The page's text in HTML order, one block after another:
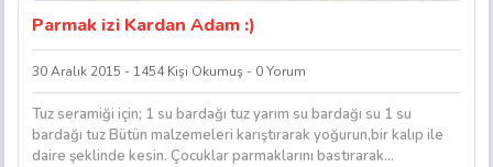
Parmak izi Kardan Adam :)
30 Aralık 2015 - 1454 Kişi Okumuş - 0 Yorum
Tuz seramiği için; 1 su bardağı tuz yarım su bardağı su 1 su
bardağı tuz Bütün malzemeleri karıştırarak yoğurun,bir kalıp ile
daire şeklinde kesin. Çocuklar parmaklarını bastırarak...